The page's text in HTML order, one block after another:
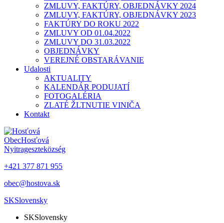
ZMLUVY, FAKTÚRY, OBJEDNÁVKY 2024
ZMLUVY, FAKTÚRY, OBJEDNÁVKY 2023
FAKTÚRY DO ROKU 2022
ZMLUVY OD 01.04.2022
ZMLUVY DO 31.03.2022
OBJEDNÁVKY
VEREJNÉ OBSTARÁVANIE
Udalosti
AKTUALITY
KALENDÁR PODUJATÍ
FOTOGALÉRIA
ZLATÉ ŽLTNUTIE VINIČA
Kontakt
ObecHosťová
Nyitrageszteközség
+421 377 871 955
obec@hostova.sk
SKSlovensky
SKSlovensky